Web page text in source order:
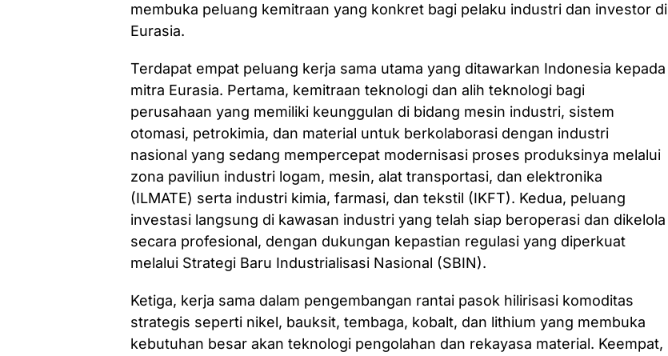
membuka peluang kemitraan yang konkret bagi pelaku industri dan investor di
Eurasia.
Terdapat empat peluang kerja sama utama yang ditawarkan Indonesia kepada
mitra Eurasia. Pertama, kemitraan teknologi dan alih teknologi bagi
perusahaan yang memiliki keunggulan di bidang mesin industri, sistem
otomasi, petrokimia, dan material untuk berkolaborasi dengan industri
nasional yang sedang mempercepat modernisasi proses produksinya melalui
zona paviliun industri logam, mesin, alat transportasi, dan elektronika
(ILMATE) serta industri kimia, farmasi, dan tekstil (IKFT). Kedua, peluang
investasi langsung di kawasan industri yang telah siap beroperasi dan dikelola
secara profesional, dengan dukungan kepastian regulasi yang diperkuat
melalui Strategi Baru Industrialisasi Nasional (SBIN).
Ketiga, kerja sama dalam pengembangan rantai pasok hilirisasi komoditas
strategis seperti nikel, bauksit, tembaga, kobalt, dan lithium yang membuka
kebutuhan besar akan teknologi pengolahan dan rekayasa material. Keempat,